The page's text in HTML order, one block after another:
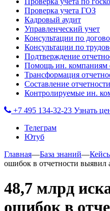
Проверка учета ГОЗ
Кадровый аудит
Управленческий учет
Консультации по
Консультации по
Подтверждение
Помощь ин. компаниям
Трансформация
Составление
Контролируемые ин.
+7 495 134-32-23 Узнать
Телеграм
Ютуб
Главная—База знаний—
ошибок в отчетности выявил
48,7 млрд
ошибок в